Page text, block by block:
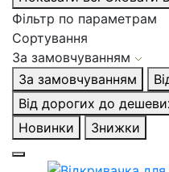
Фільтр по параметрам
Сортування
За замовчуванням
За замовчуванням
Від дорогих до
Новинки
Знижки